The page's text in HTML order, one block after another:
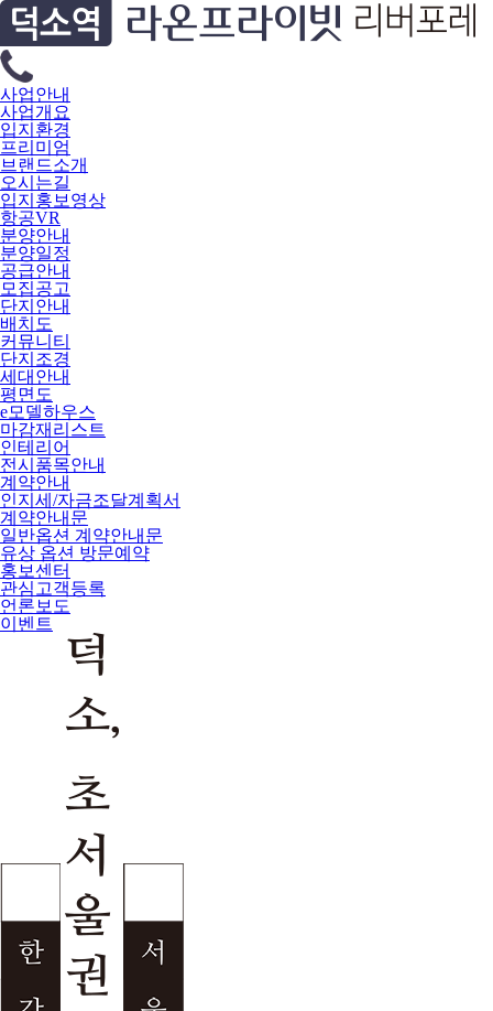
사업안내
사업개요
입지환경
프리미엄
브랜드소개
오시는길
입지홍보영상
항공VR
분양안내
분양일정
공급안내
모집공고
단지안내
배치도
커뮤니티
단지조경
세대안내
평면도
e모델하우스
마감재리스트
인테리어
전시품목안내
계약안내
인지세/자금조달계획서
계약안내문
일반옵션 계약안내문
유상 옵션 방문예약
홍보센터
관심고객등록
언론보도
이벤트